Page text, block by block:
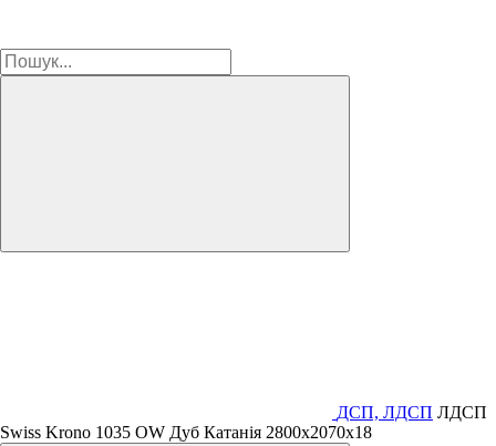
ДСП, ЛДСП ЛДСП
Swiss Krono 1035 OW Дуб Катанія 2800х2070х18